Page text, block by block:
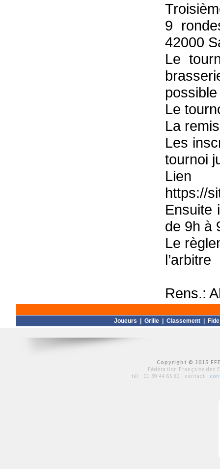
9
42000
Le
Le
La
Les
tournoi
https://
Ensuite
de 9h à
Le
l’arbitre
Rens.:
Joueurs Grille Classement Fide
Copyright © 2015
Fédération Française des
tél : 01 39 44 65 80 | contact :